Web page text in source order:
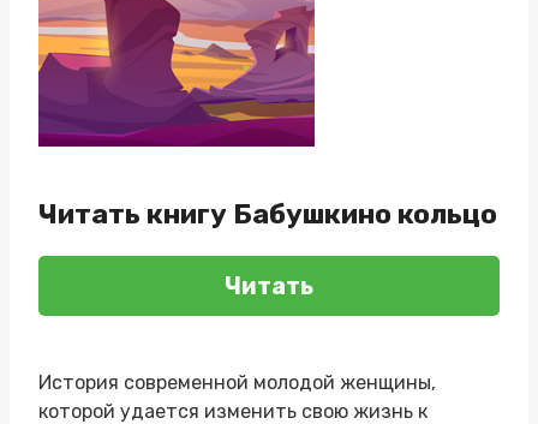
Читать книгу Бабушкино кольцо
Читать
История современной молодой женщины,
которой удается изменить свою жизнь к